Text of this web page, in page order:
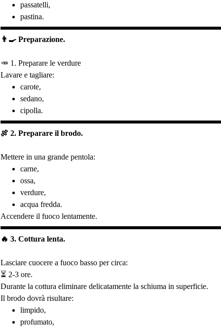
passatelli,
pastina.
👨‍🍳 Preparazione.
🥕 1. Preparare le verdure
Lavare e tagliare:
carote,
sedano,
cipolla.
🍖 2. Preparare il brodo.
Mettere in una grande pentola:
carne,
ossa,
verdure,
acqua fredda.
Accendere il fuoco lentamente.
🔥 3. Cottura lenta.
Lasciare cuocere a fuoco basso per circa:
⏳ 2-3 ore.
Durante la cottura eliminare delicatamente la schiuma in superficie.
Il brodo dovrà risultare:
limpido,
profumato,